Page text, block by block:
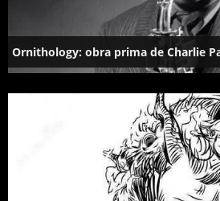
Ornithology: obra prima de Charlie